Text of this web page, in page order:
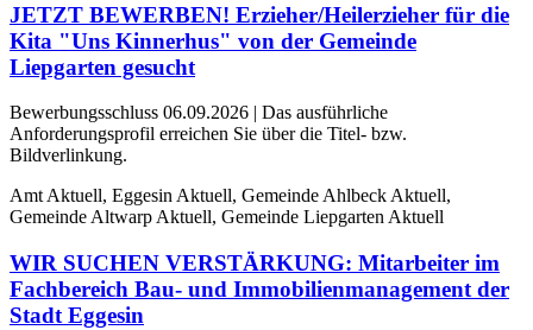
JETZT BEWERBEN! Erzieher/Heilerzieher für die
Kita "Uns Kinnerhus" von der Gemeinde
Liepgarten gesucht
Bewerbungsschluss 06.09.2026 | Das ausführliche
Anforderungsprofil erreichen Sie über die Titel- bzw.
Bildverlinkung.
Amt Aktuell, Eggesin Aktuell, Gemeinde Ahlbeck Aktuell,
Gemeinde Altwarp Aktuell, Gemeinde Liepgarten Aktuell
WIR SUCHEN VERSTÄRKUNG: Mitarbeiter im
Fachbereich Bau- und Immobilienmanagement der
Stadt Eggesin